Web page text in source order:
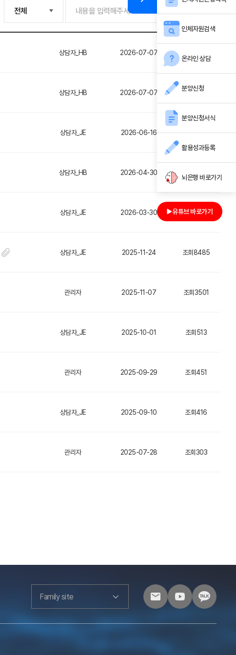
상담자_HB 2026-07-07
상담자_HB 2026-07-07 조회2190
상담자_JE 2026-06-16 조회5235
상담자_HB 2026-04-30
상담자_JE 2026-03-30 조회5161
상담자_JE 2025-11-24 조회8485
관리자 2025-11-07 조회3501
상담자_JE 2025-10-01 조회513
관리자 2025-09-29 조회451
상담자_JE 2025-09-10 조회416
관리자 2025-07-28 조회303
Family site
인체자원검색
온라인 상담
분양신청
분양신청서식
활용성과등록
뇌은행 바로가기
유튜브 바로가기